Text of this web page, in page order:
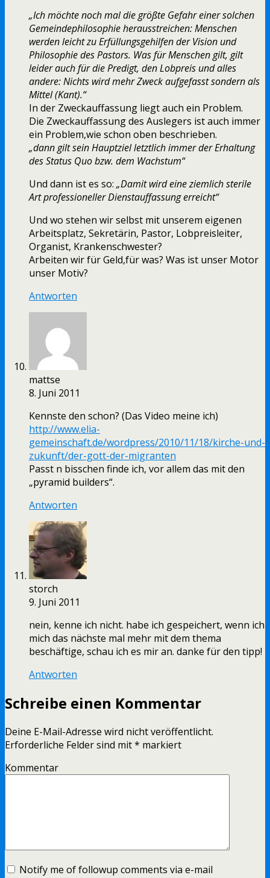
„Ich möchte noch mal die größte Gefahr einer solchen
Gemeindephilosophie herausstreichen: Menschen
werden leicht zu Erfüllungsgehilfen der Vision und
Philosophie des Pastors. Was für Menschen gilt, gilt
leider auch für die Predigt, den Lobpreis und alles
andere: Nichts wird mehr Zweck aufgefasst sondern als
Mittel (Kant).“
In der Zweckauffassung liegt auch ein Problem.
Die Zweckauffassung des Auslegers ist auch immer
ein Problem,wie schon oben beschrieben.
„dann gilt sein Hauptziel letztlich immer der Erhaltung
des Status Quo bzw. dem Wachstum“
Und dann ist es so: „Damit wird eine ziemlich sterile
Art professioneller Dienstauffassung erreicht“
Und wo stehen wir selbst mit unserem eigenen
Arbeitsplatz, Sekretärin, Pastor, Lobpreisleiter,
Organist, Krankenschwester?
Arbeiten wir für Geld,für was? Was ist unser Motor
unser Motiv?
Antworten
mattse
8. Juni 2011
Kennste den schon? (Das Video meine ich)
http://www.elia-
gemeinschaft.de/wordpress/2010/11/18/kirche-und-
zukunft/der-gott-der-migranten
Passt n bisschen finde ich, vor allem das mit den
„pyramid builders“.
Antworten
storch
9. Juni 2011
nein, kenne ich nicht. habe ich gespeichert, wenn ich
mich das nächste mal mehr mit dem thema
beschäftige, schau ich es mir an. danke für den tipp!
Antworten
Schreibe einen Kommentar
Deine E-Mail-Adresse wird nicht veröffentlicht.
Erforderliche Felder sind mit* markiert
Kommentar
Notify me of followup comments via e-mail